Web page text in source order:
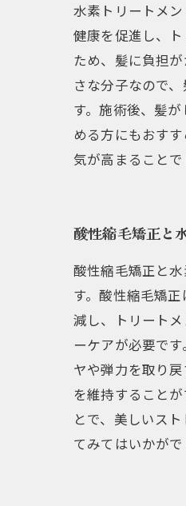
水素トリートメ
健康を促進し、
ため、髪に負担
さな分子なので
す。施術後、髪
める方にもおす
気が高まること
酸性縮毛矯正と
酸性縮毛矯正と
す。酸性縮毛矯
減し、トリート
ーケアが必要で
ヤや弾力を取り
を維持すること
とで、美しいス
てみてはいかがで